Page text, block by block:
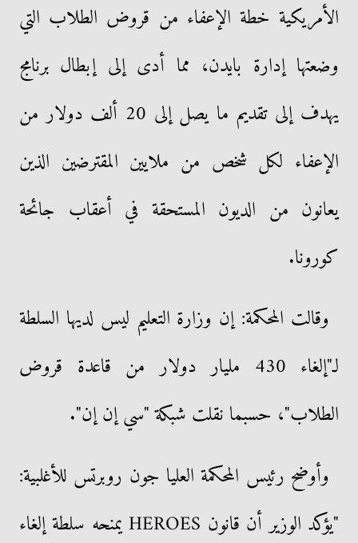
الأمريكية خطة الإعفاء من قروض الطلاب التي
وضعتها إدارة بايدن، مما أدى إلى إبطال برنامج
يهدف إلى تقديم ما يصل إلى 20 ألف دولار من
الإعفاء لكل شخص من ملايين المقترضين الذين
يعانون من الديون المستحقة في أعقاب جائحة
كورونا.
وقالت المحكمة: إن وزارة التعليم ليس لديها السلطة
لـ"إلغاء 430 مليار دولار من قاعدة قروض
الطلاب"، حسبما نقلت شبكة "سي إن إن".
وأوضح رئيس المحكمة العليا جون روبرتس للأغلبية:
"يؤكد الوزير أن قانون HEROES يمنحه سلطة إلغاء